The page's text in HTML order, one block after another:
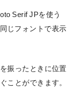
Serif JPを使う
じフォントで表示
振ったときに位置
ことができます。